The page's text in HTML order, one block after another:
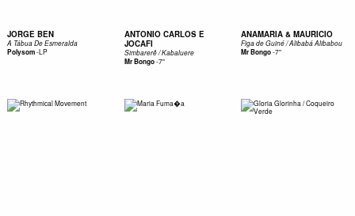
JORGE BEN
A Tábua De Esmeralda
Polysom-LP
ANTONIO CARLOS E
JOCAFI
Simbarerê / Kabaluere
Mr Bongo-7"
ANAMARIA & MAURICIO
Figa de Guiné / Alibabá Alibabou
Mr Bongo-7"